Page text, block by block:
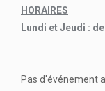
HORAIRES
Lundi et Jeudi :
Pas d'événement